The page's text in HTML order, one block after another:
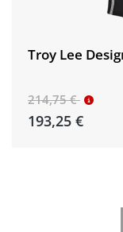
Troy Lee
214,75 €
193,25 €